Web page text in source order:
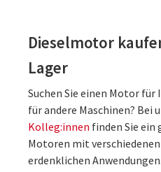
Dieselmotor
Lager
Suchen Sie einen Motor
für andere Maschinen? Bei
Kolleg:innen finden Sie ein
Motoren mit
erdenklichen